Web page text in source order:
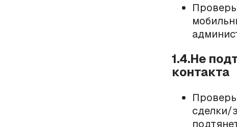
1.4.Не
контакта
сделки/